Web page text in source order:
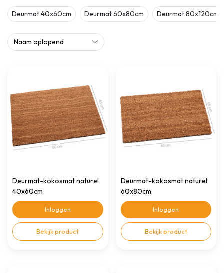
Deurmat 40x60cm Deurmat 60x80cm Deurmat 80x120cm
Deurmat-kokosmat naturel
40x60cm
Inloggen
Bekijk product
Deurmat-kokosmat naturel
60x80cm
Inloggen
Bekijk product